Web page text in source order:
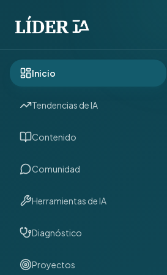
Inicio
Tendencias de IA
Contenido
Comunidad
Herramientas de IA
Diagnóstico
Proyectos